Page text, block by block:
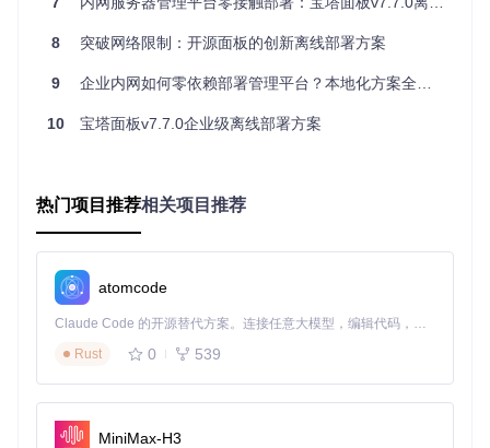
关键步骤在于对安装脚本进行本地化改造：
创建专用工作目录：mkdir -p /root/btpanel-offlin
复制核心文件：cp /path/to/{LinuxPanel-7.7.0.zi
解压程序包： unzip LinuxPanel-7.7.0.zip
安装执行流程
完成脚本改造后，执行以下命令启动安装：
chmod +x install_panel.sh
安装过程会自动进行环境检测、依赖配置和程序部署，全程无
自动化部署流程。
验证优化：服务配置与安全加固
8 突破网络限制：开源面板的创新离线部署方案
9 企业内网如何零依赖部署管理平台？本地化方案全解析
10 宝塔面板v7.7.0企业级离线部署方案
热门项目推荐相关项目推荐
atomcode
Claude Code 的开源替代方案。连接任意大模型，编辑代码，运行命令，自动验证 — 全自动执行。用 Rust 构建，极致性能。 ｜ An open-source alternative to Claude Code. Connect any LLM, edit code, run commands, and verify changes — autonomously. Built in Rust for speed. Get Started
Rust
0 539
MiniMax-H3